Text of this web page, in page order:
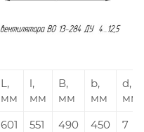
L,
мм
l,
мм
В,
мм
b,
мм
d,
мм
601 551 490 450 7